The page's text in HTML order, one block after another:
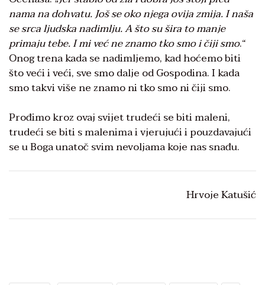
nama na dohvatu. Još se oko njega ovija zmija. I naša
se srca ljudska nadimlju. A što su šira to manje
primaju tebe. I mi već ne znamo tko smo i čiji smo.“
Onog trena kada se nadimljemo, kad hoćemo biti
što veći i veći, sve smo dalje od Gospodina. I kada
smo takvi više ne znamo ni tko smo ni čiji smo.
Prođimo kroz ovaj svijet trudeći se biti maleni,
trudeći se biti s malenima i vjerujući i pouzdavajući
se u Boga unatoč svim nevoljama koje nas snađu.
Hrvoje Katušić